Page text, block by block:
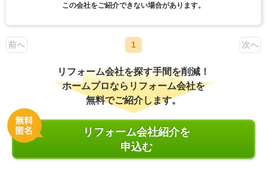
この会社をご紹介できない場合があります。
前へ 1 次へ
リフォーム会社を探す手間を削減！
ホームプロならリフォーム会社を
無料でご紹介します。
リフォーム会社紹介を
申込む